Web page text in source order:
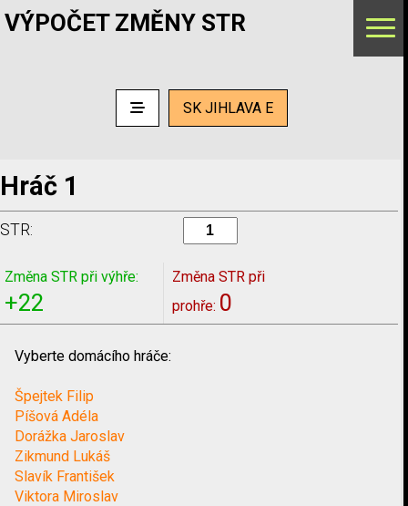
VÝPOČET ZMĚNY STR
SK JIHLAVA E
Hráč 1
STR:
Změna STR při výhře:
+22
Změna STR při
prohře: 0
Vyberte domácího hráče:
Špejtek Filip
Píšová Adéla
Dorážka Jaroslav
Zikmund Lukáš
Slavík František
Viktora Miroslav